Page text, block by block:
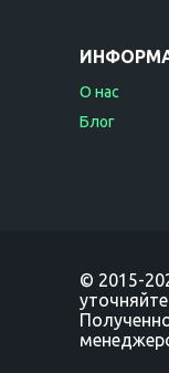
О нас
Блог
© 2015-